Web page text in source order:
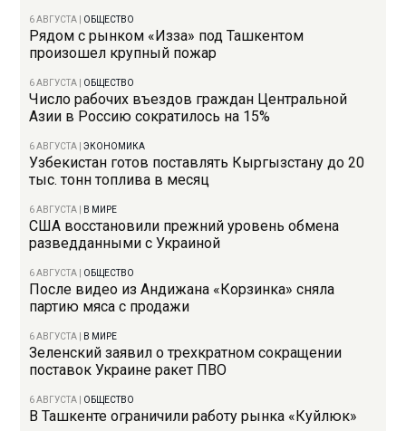
6 АВГУСТА ОБЩЕСТВО
Рядом с рынком «Изза» под Ташкентом
произошел крупный пожар
6 АВГУСТА ОБЩЕСТВО
Число рабочих въездов граждан Центральной
Азии в Россию сократилось на 15%
6 АВГУСТА |ЭКОНОМИКА
Узбекистан готов поставлять Кыргызстану до 20
тыс. тонн топлива в месяц
6 АВГУСТА В МИРЕ
США восстановили прежний уровень обмена
разведданными с Украиной
6 АВГУСТА ОБЩЕСТВО
После видео из Андижана «Корзинка» сняла
партию мяса с продажи
6 АВГУСТА В МИРЕ
Зеленский заявил о трехкратном сокращении
поставок Украине ракет ПВО
6 АВГУСТА ОБЩЕСТВО
В Ташкенте ограничили работу рынка «Куйлюк»